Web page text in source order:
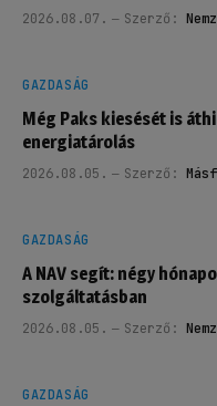
2026.08.07. Szerző:
GAZDASÁG
Még Paks kiesését is
energiatárolás
2026.08.05. Szerző:
GAZDASÁG
A NAV segít: négy
szolgáltatásban
2026.08.05. Szerző:
GAZDASÁG